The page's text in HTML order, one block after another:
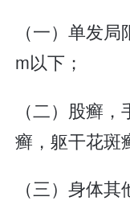
（一）单发
m以下；
（二）股癣
癣，躯干花斑
（三）身体